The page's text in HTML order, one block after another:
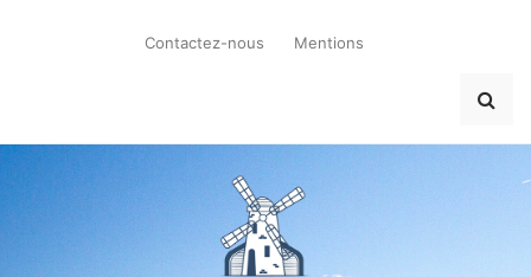
Contactez-nous Mentions